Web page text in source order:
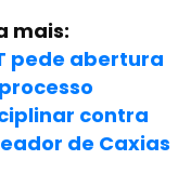
mais:
pede abertura
contra
de Caxias